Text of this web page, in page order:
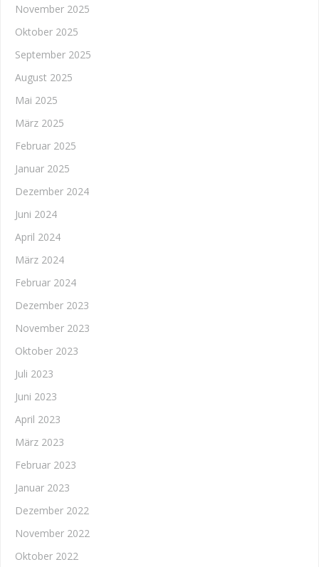
November 2025
Oktober 2025
September 2025
August 2025
Mai 2025
März 2025
Februar 2025
Januar 2025
Dezember 2024
Juni 2024
April 2024
März 2024
Februar 2024
Dezember 2023
November 2023
Oktober 2023
Juli 2023
Juni 2023
April 2023
März 2023
Februar 2023
Januar 2023
Dezember 2022
November 2022
Oktober 2022